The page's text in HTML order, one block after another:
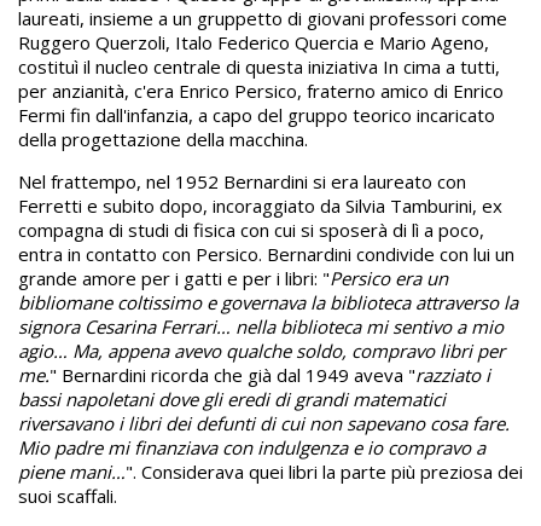
laureati, insieme a un gruppetto di giovani professori come
Ruggero Querzoli, Italo Federico Quercia e Mario Ageno,
costituì il nucleo centrale di questa iniziativa In cima a tutti,
per anzianità, c'era Enrico Persico, fraterno amico di Enrico
Fermi fin dall'infanzia, a capo del gruppo teorico incaricato
della progettazione della macchina.
Nel frattempo, nel 1952 Bernardini si era laureato con
Ferretti e subito dopo, incoraggiato da Silvia Tamburini, ex
compagna di studi di fisica con cui si sposerà di lì a poco,
entra in contatto con Persico. Bernardini condivide con lui un
grande amore per i gatti e per i libri: "Persico era un
bibliomane coltissimo e governava la biblioteca attraverso la
signora Cesarina Ferrari… nella biblioteca mi sentivo a mio
agio… Ma, appena avevo qualche soldo, compravo libri per
me." Bernardini ricorda che già dal 1949 aveva "razziato i
bassi napoletani dove gli eredi di grandi matematici
riversavano i libri dei defunti di cui non sapevano cosa fare.
Mio padre mi finanziava con indulgenza e io compravo a
piene mani…". Considerava quei libri la parte più preziosa dei
suoi scaffali.